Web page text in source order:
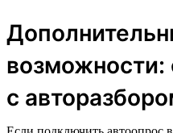
возможности:
с